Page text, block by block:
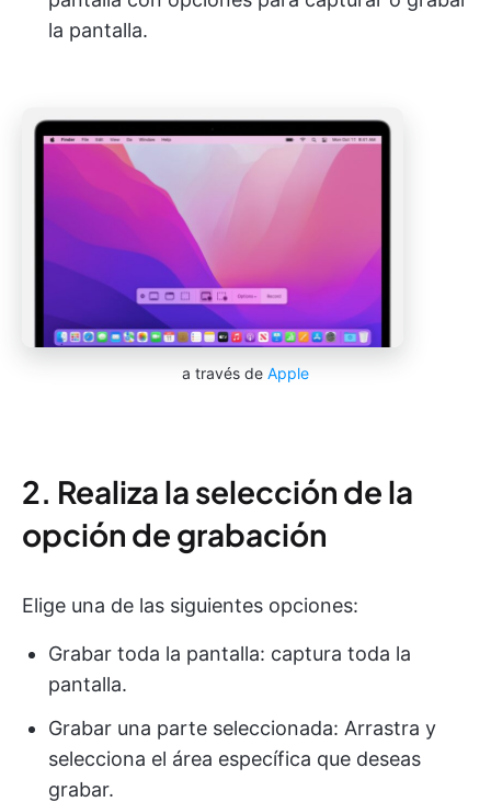
la pantalla.
a través de Apple
2. Realiza la selección de la
opción de grabación
Elige una de las siguientes opciones:
Grabar toda la pantalla: captura toda la
pantalla.
Grabar una parte seleccionada: Arrastra y
selecciona el área específica que deseas
grabar.